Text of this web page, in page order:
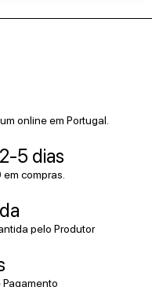
online em Portugal.
5 dias
compras.
pelo Produtor